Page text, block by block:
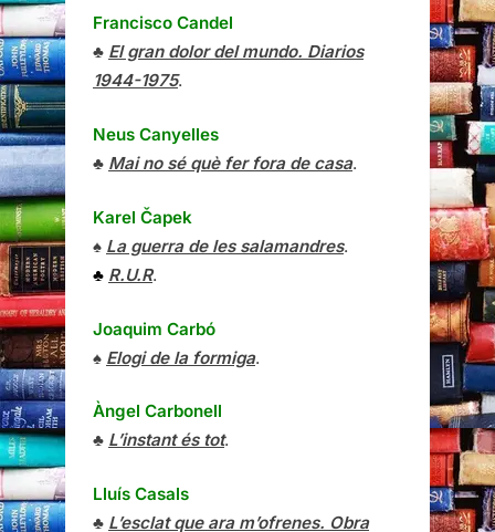
Francisco Candel
♣ El gran dolor del mundo. Diarios
1944-1975.
Neus Canyelles
♣ Mai no sé què fer fora de casa.
Karel Čapek
♠ La guerra de les salamandres.
♣ R.U.R.
Joaquim Carbó
♠ Elogi de la formiga.
Àngel Carbonell
♣ L’instant és tot.
Lluís Casals
♣ L’esclat que ara m’ofrenes. Obra